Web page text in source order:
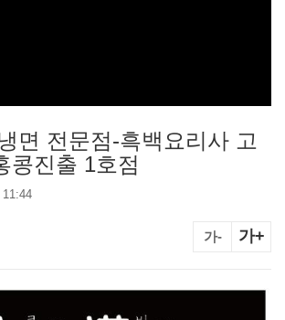
면 전문점-흑백요리사 고
콩진출 1호점
11:44
가- 가+